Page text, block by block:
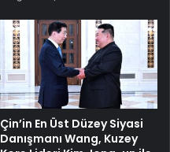
Çin’in En Üst Düzey Siyasi
Danışmanı Wang, Kuzey